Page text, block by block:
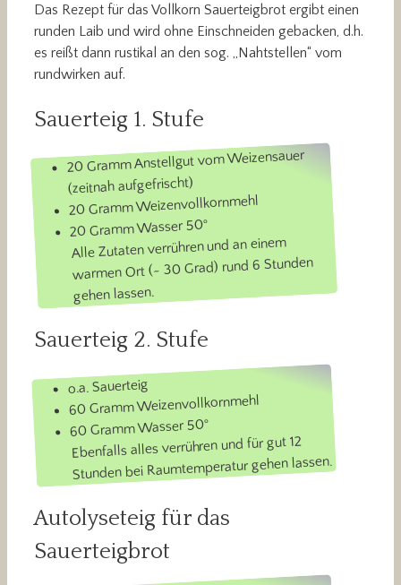
Das Rezept für das Vollkorn Sauerteigbrot ergibt einen
runden Laib und wird ohne Einschneiden gebacken, d.h.
es reißt dann rustikal an den sog. „Nahtstellen“ vom
rundwirken auf.
Sauerteig 1. Stufe
20 Gramm Anstellgut vom Weizensauer
(zeitnah aufgefrischt)
20 Gramm Weizenvollkornmehl
20 Gramm Wasser 50°
Alle Zutaten verrühren und an einem
warmen Ort (~ 30 Grad) rund 6 Stunden
gehen lassen.
Sauerteig 2. Stufe
o.a. Sauerteig
60 Gramm Weizenvollkornmehl
60 Gramm Wasser 50°
Ebenfalls alles verrühren und für gut 12
Stunden bei Raumtemperatur gehen lassen.
Autolyseteig für das
Sauerteigbrot